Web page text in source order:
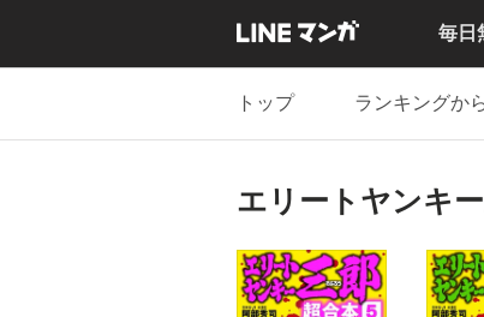
毎日
トップ ランキングか
エリートヤンキ